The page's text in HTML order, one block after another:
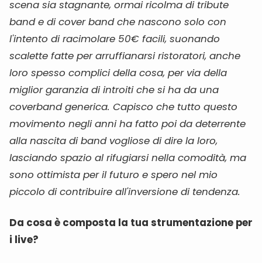
scena sia stagnante, ormai ricolma di tribute
band e di cover band che nascono solo con
l'intento di racimolare 50€ facili, suonando
scalette fatte per arruffianarsi ristoratori, anche
loro spesso complici della cosa, per via della
miglior garanzia di introiti che si ha da una
coverband generica. Capisco che tutto questo
movimento negli anni ha fatto poi da deterrente
alla nascita di band vogliose di dire la loro,
lasciando spazio al rifugiarsi nella comodità, ma
sono ottimista per il futuro e spero nel mio
piccolo di contribuire all'inversione di tendenza.
Da cosa è composta la tua strumentazione per
i live?